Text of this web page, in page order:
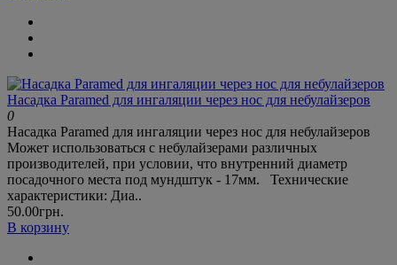
Насадка Paramed для ингаляции через нос для небулайзеров
0
Насадка Paramed для ингаляции через нос для небулайзеров
Может использоваться с небулайзерами различных
производителей, при условии, что внутренний диаметр
посадочного места под мундштук - 17мм. Технические
характеристики: Диа..
50.00грн.
В корзину